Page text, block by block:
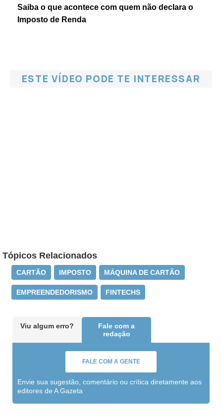
Saiba o que acontece com quem não declara o
Imposto de Renda
ESTE VÍDEO PODE TE INTERESSAR
Tópicos Relacionados
CARTÃO IMPOSTO MÁQUINA DE CARTÃO
EMPREENDEDORISMO FINTECHS
Viu algum erro?
Fale com a
redação
FALE COM A GENTE
Envie sua sugestão, comentário ou crítica diretamente aos
editores de A Gazeta